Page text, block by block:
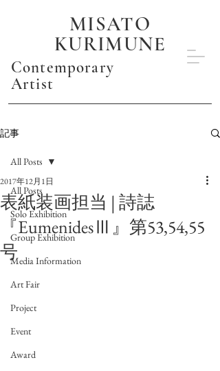
MISATO
KURIMUNE
Contemporary
Artist
記事
All Posts
Solo Exhibition
Group Exhibition
Media Information
Art Fair
Project
Event
Award
All Posts
表紙装画担当 | 詩誌
『EumenidesⅢ』第53,54,55
号
2017年12月1日